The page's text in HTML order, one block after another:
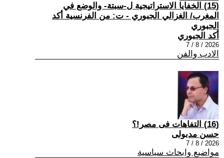
(15) الخفايا الاستراتيجية ل-سبتة- والوضع في
المغرب/ الغزالي الجبوري - ت: من الفرنسية أكد
الجبوري
أكد الجبوري
2026 / 8 / 7
الادب والفن
(16) التفاهات فى مصر!؟
حسن مدبولى
2026 / 8 / 7
مواضيع وابحاث سياسية